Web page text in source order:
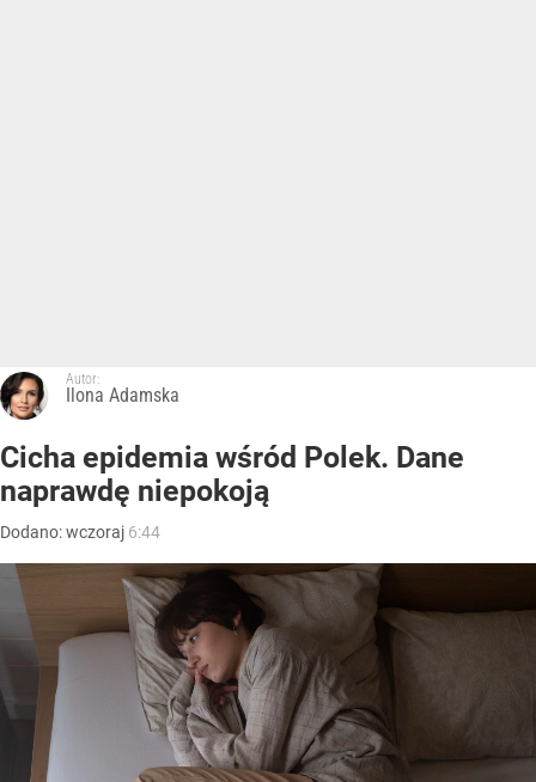
Autor:
Ilona Adamska
Cicha epidemia wśród Polek. Dane
naprawdę niepokoją
Dodano:wczoraj 6:44